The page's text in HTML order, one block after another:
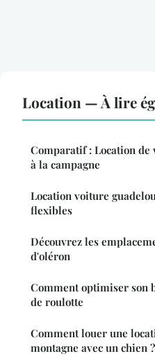
Location — À lire
Comparatif : Location de
à la campagne
Location voiture
flexibles
Découvrez les
d'oléron
Comment optimiser son
de roulotte
Comment louer une
montagne avec un chien ?